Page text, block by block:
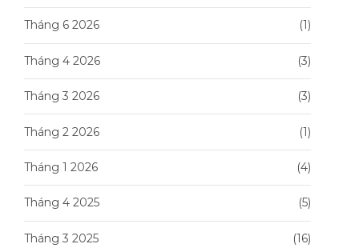
Tháng 6 2026 (1)
Tháng 4 2026 (3)
Tháng 3 2026 (3)
Tháng 2 2026 (1)
Tháng 1 2026 (4)
Tháng 4 2025 (5)
Tháng 3 2025 (16)